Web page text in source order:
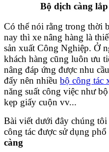
Bộ dịch càng
Có thể nói rằng trong thời
nay thì xe nâng hàng là
sản xuất Công Nghiệp. Ở
khách hàng cũng luôn ưu
nâng đáp ứng được nhu
đấy nên nhiều bộ công tác
năng suất công việc như
kẹp giấy cuộn vv...
Bài viết dưới đây chúng
công tác được sử dụng
càng